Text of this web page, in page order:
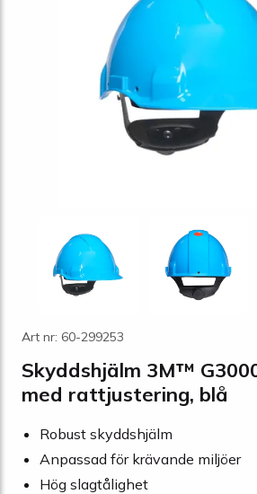
Art nr: 60-299253
Skyddshjälm 3M™
med rattjustering, blå
Robust skyddshjälm
Anpassad för krävande miljöer
Hög slagtålighet